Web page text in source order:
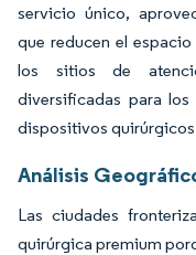
servicio único,
que reducen el
los sitios de
diversificadas para
dispositivos
Análisis
Las ciudades
quirúrgica premium